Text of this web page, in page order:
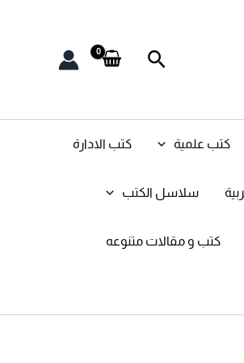
البحث
كتب علمية كتب الادارة
سلاسل الكتب
كتب و مقالات متنوعه